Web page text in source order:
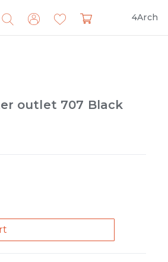
4Arch
Search
for:
outlet 707 Black